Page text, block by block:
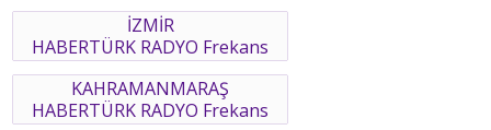
İZMİR
HABERTÜRK RADYO Frekans
KAHRAMANMARAŞ
HABERTÜRK RADYO Frekans